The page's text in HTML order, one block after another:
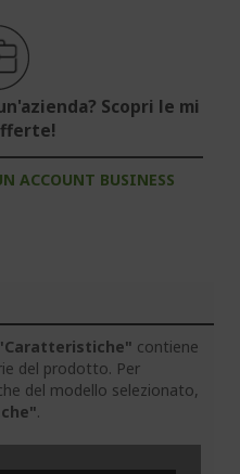
Scopri le mi
ACCOUNT BUSINESS
contiene
del prodotto. Per
del modello selezionato,
.